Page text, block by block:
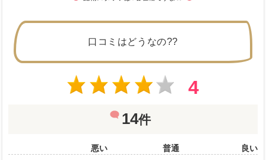
口コミはどうなの??
4
14件
悪い 普通 良い